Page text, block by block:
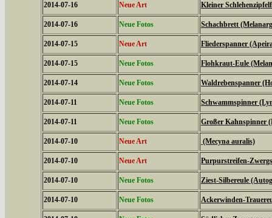
2014-07-16 Neue Art Kleiner
2014-07-16 Neue Fotos Schachbrett
2014-07-15 Neue Art Fliederspanner
2014-07-15 Neue Fotos Flohkraut-Eule
2014-07-14 Neue Fotos Waldrebenspanner
2014-07-11 Neue Fotos Schwammspinner
2014-07-11 Neue Fotos Großer Kahnspinner
2014-07-10 Neue Art (Mecyna auralis)
2014-07-10 Neue Art Purpurstreifen-
2014-07-10 Neue Fotos Ziest-Silbereule
2014-07-10 Neue Fotos Ackerwinden-